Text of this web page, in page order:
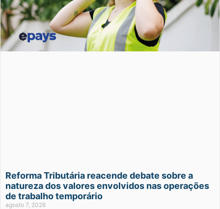
Reforma Tributária reacende debate sobre a
natureza dos valores envolvidos nas operações
de trabalho temporário
agosto 7, 2026